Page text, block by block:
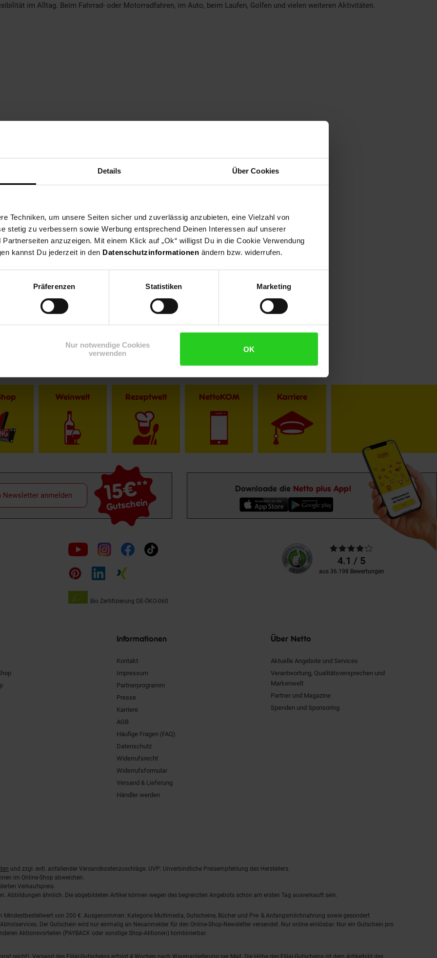
Details Über Cookies
Techniken, um unsere Seiten sicher und zuverlässig anzubieten, eine Vielzahl von
stetig zu verbessern sowie Werbung entsprechend Deinen Interessen auf unserer
anzuzeigen. Mit einem Klick auf „Ok“ willigst Du in die Cookie Verwendung
kannst Du jederzeit in den Datenschutzinformationen ändern bzw. widerrufen.
Präferenzen Statistiken Marketing
Nur notwendige Cookies
verwenden
OK
im Alltag. Beim Fahrrad- oder Motorradfahren, im Auto, beim Laufen, Golfen und vielen weiteren Aktivitäten.
Weinwelt Rezeptwelt NettoKOM Karriere
15€**
Gutschein
Newsletter anmelden
Downloade die Netto plus App!
Folge
uns
auf
Bio Zertifizierung DE-ÖKO-060
Unsere
Kundenbewertungen
Durchschnittliche
Bewertungen4.1 / 5
aus 36.198 Bewertungen
Informationen
Kontakt
Impressum
Partnerprogramm
Presse
Karriere
AGB
Häufige Fragen (FAQ)
Datenschutz
Widerrufsrecht
Widerrufsformular
Versand & Lieferung
Händler werden
Über Netto
Aktuelle Angebote und Services
Verantwortung, Qualitätsversprechen und
Markenwelt
Partner und Magazine
Spenden und Sponsoring
und zzgl. evtl. anfallender Versandkostenzuschläge. UVP: Unverbindliche Preisempfehlung des Herstellers.
im Online-Shop abweichen.
Verkaufspreis.
Abbildungen ähnlich. Die abgebildeten Artikel können wegen des begrenzten Angebots schon am ersten Tag ausverkauft sein.
von 200 €. Ausgenommen: Kategorie Multimedia, Gutscheine, Bücher und Pre- & Anfangsmilchnahrung sowie gesondert
Der Gutschein wird nur einmalig an Neuanmelder für den Online-Shop-Newsletter versendet. Nur online einlösbar. Nur ein Gutschein pro
Aktionsvorteilen (PAYBACK oder sonstige Shop-Aktionen) kombinierbar.